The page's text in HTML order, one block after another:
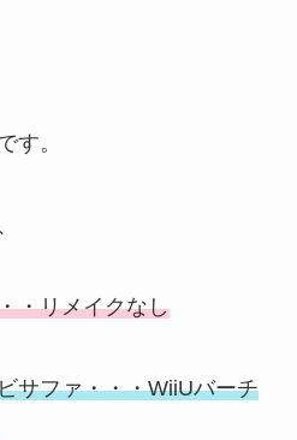
す。
・リメイクなし
サファ・・・WiiUバーチ